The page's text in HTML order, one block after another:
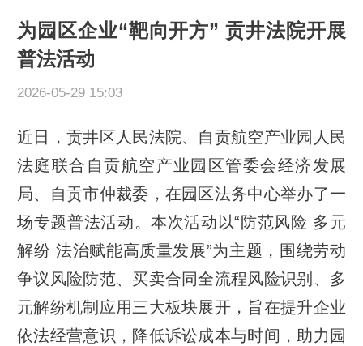
为园区企业“靶向开方” 贡井法院开展
普法活动
2026-05-29 15:03
近日，贡井区人民法院、自贡航空产业园人民
法庭联合自贡航空产业园区管委会经济发展
局、自贡市仲裁委，在园区法务中心举办了一
场专题普法活动。本次活动以“防范风险 多元
解纷 法治赋能高质量发展”为主题，围绕劳动
争议风险防范、买卖合同全流程风险识别、多
元解纷机制应用三大板块展开，旨在提升企业
依法经营意识，降低诉讼成本与时间，助力园